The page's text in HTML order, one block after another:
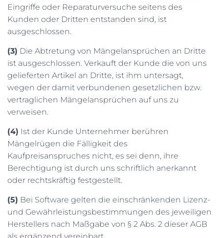
Eingriffe oder Reparaturversuche seitens des
Kunden oder Dritten entstanden sind, ist
ausgeschlossen.
(3) Die Abtretung von Mängelansprüchen an Dritte
ist ausgeschlossen. Verkauft der Kunde die von uns
gelieferten Artikel an Dritte, ist ihm untersagt,
wegen der damit verbundenen gesetzlichen bzw.
vertraglichen Mängelansprüchen auf uns zu
verweisen.
(4) Ist der Kunde Unternehmer berühren
Mängelrügen die Fälligkeit des
Kaufpreisanspruches nicht, es sei denn, ihre
Berechtigung ist durch uns schriftlich anerkannt
oder rechtskräftig festgestellt.
(5) Bei Software gelten die einschränkenden Lizenz-
und Gewährleistungsbestimmungen des jeweiligen
Herstellers nach Maßgabe von § 2 Abs. 2 dieser AGB